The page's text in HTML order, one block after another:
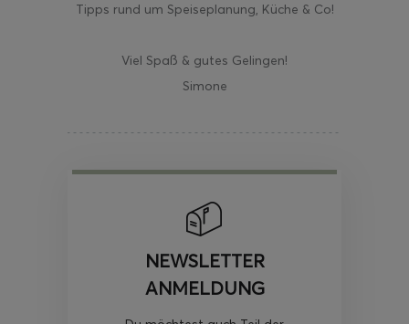
Tipps rund um Speiseplanung, Küche & Co!
Viel Spaß & gutes Gelingen!
Simone
NEWSLETTER
ANMELDUNG